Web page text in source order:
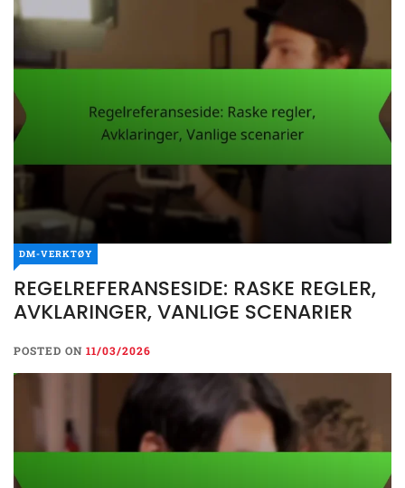
DM-VERKTØY
REGELREFERANSESIDE: RASKE REGLER,
AVKLARINGER, VANLIGE SCENARIER
POSTED ON 11/03/2026